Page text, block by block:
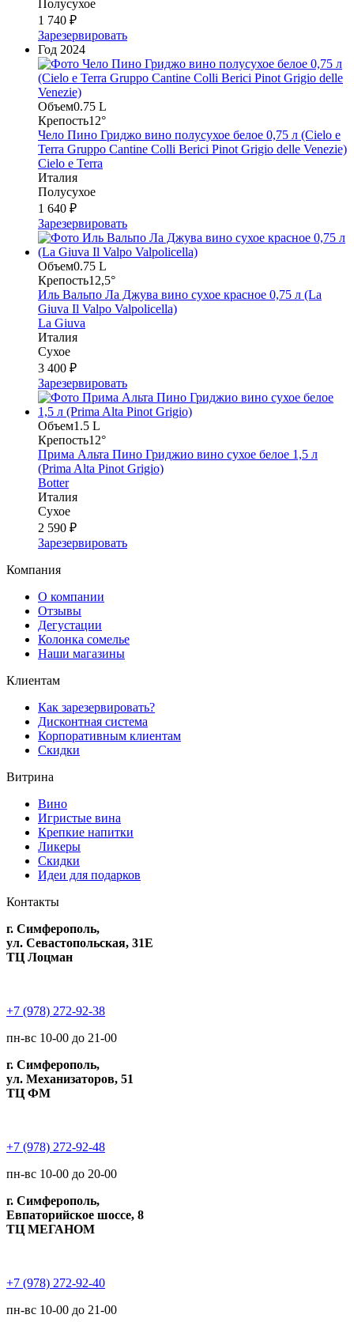
Полусухое
1 740 ₽
Зарезервировать
Год 2024
Объем0.75 L
Крепость12°
Чело Пино Гриджо вино полусухое белое 0,75 л (Cielo e
Terra Gruppo Cantine Colli Berici Pinot Grigio delle Venezie)
Cielo e Terra
Италия
Полусухое
1 640 ₽
Зарезервировать
Объем0.75 L
Крепость12,5°
Иль Вальпо Ла Джува вино сухое красное 0,75 л (La
Giuva Il Valpo Valpolicella)
La Giuva
Италия
Сухое
3 400 ₽
Зарезервировать
Объем1.5 L
Крепость12°
Прима Альта Пино Гриджио вино сухое белое 1,5 л
(Prima Alta Pinot Grigio)
Botter
Италия
Сухое
2 590 ₽
Зарезервировать
Компания
О компании
Отзывы
Дегустации
Колонка сомелье
Наши магазины
Клиентам
Как зарезервировать?
Дисконтная система
Корпоративным клиентам
Скидки
Витрина
Вино
Игристые вина
Крепкие напитки
Ликеры
Скидки
Идеи для подарков
Контакты
г. Симферополь,
ул. Севастопольская, 31Е
ТЦ Лоцман
+7 (978) 272-92-38
пн-вс 10-00 до 21-00
г. Симферополь,
ул. Механизаторов, 51
ТЦ ФМ
+7 (978) 272-92-48
пн-вс 10-00 до 20-00
г. Симферополь,
Евпаторийское шоссе, 8
ТЦ МЕГАНОМ
+7 (978) 272-92-40
пн-вс 10-00 до 21-00